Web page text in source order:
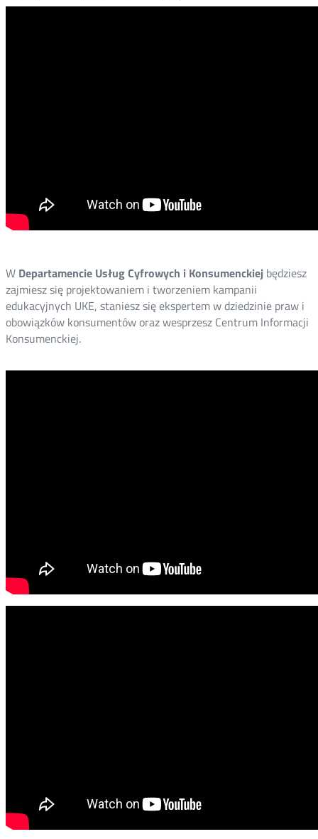
W Departamencie Usług Cyfrowych i Konsumenckiej będziesz
zajmiesz się projektowaniem i tworzeniem kampanii
edukacyjnych UKE, staniesz się ekspertem w dziedzinie praw i
obowiązków konsumentów oraz wesprzesz Centrum Informacji
Konsumenckiej.